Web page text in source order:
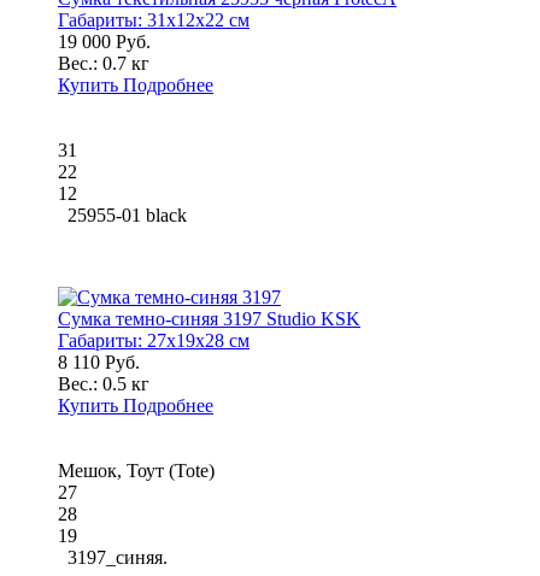
Габариты: 31x12x22 см
19 000 Руб.
Вес.: 0.7 кг
Купить Подробнее
31
22
12
25955-01 black
Сумка темно-синяя 3197 Studio KSK
Габариты: 27x19x28 см
8 110 Руб.
Вес.: 0.5 кг
Купить Подробнее
Мешок, Тоут (Tote)
27
28
19
3197_синяя.